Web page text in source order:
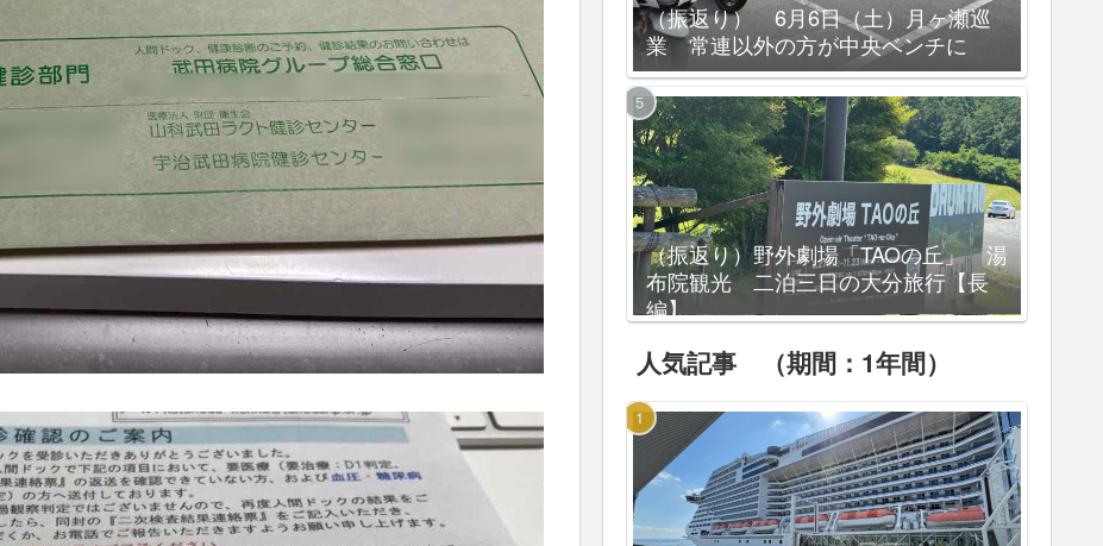
（振返り） 6月6日（土）月ヶ瀬巡
業 常連以外の方が中央ベンチに
（振返り）野外劇場「TAOの丘」 湯
布院観光 二泊三日の大分旅行【長
編】
人気記事 （期間：1年間）